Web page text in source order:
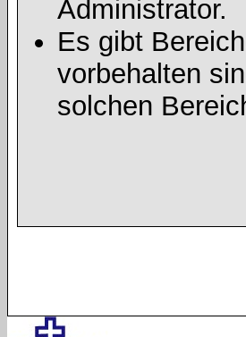
Administrator.
Es gibt
vorbehalten
solchen